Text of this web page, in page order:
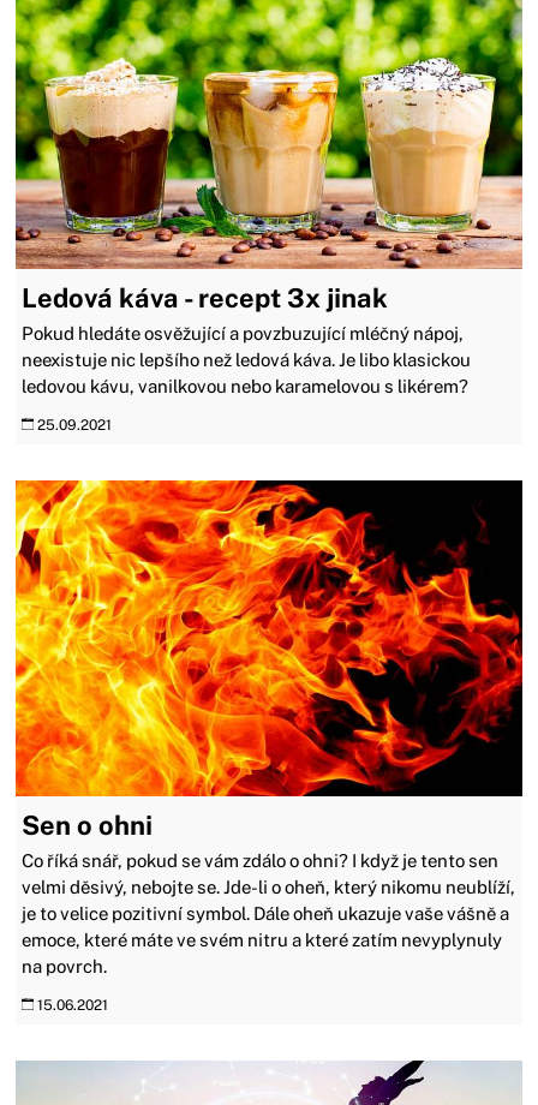
Ledová káva - recept 3x jinak
Pokud hledáte osvěžující a povzbuzující mléčný nápoj,
neexistuje nic lepšího než ledová káva. Je libo klasickou
ledovou kávu, vanilkovou nebo karamelovou s likérem?
25.09.2021
Sen o ohni
Co říká snář, pokud se vám zdálo o ohni? I když je tento sen
velmi děsivý, nebojte se. Jde-li o oheň, který nikomu neublíží,
je to velice pozitivní symbol. Dále oheň ukazuje vaše vášně a
emoce, které máte ve svém nitru a které zatím nevyplynuly
na povrch.
15.06.2021